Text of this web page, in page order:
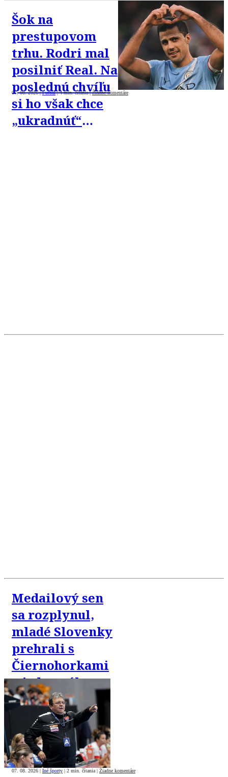
Šok na
prestupovom
trhu. Rodri mal
posilniť Real. Na
poslednú chvíľu
si ho však chce
„ukradnúť“
07. 08. 2026| Futbal |4 min. čítania| Žiadne komentáre
Medailový sen
sa rozplynul,
mladé Slovenky
prehrali s
Čiernohorkami
o jeden gól
07. 08. 2026 | Iné športy | 2 min. čítania | Žiadne komentáre